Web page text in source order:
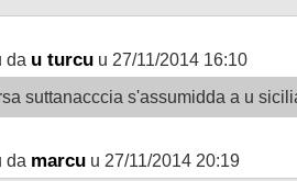
da u turcu u 27/11/2014 16:10
suttanacccia s'assumidda a u
da marcu u 27/11/2014 20:19